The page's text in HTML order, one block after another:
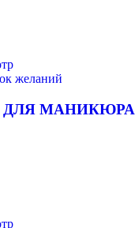
желаний
ДЛЯ МАНИКЮРА